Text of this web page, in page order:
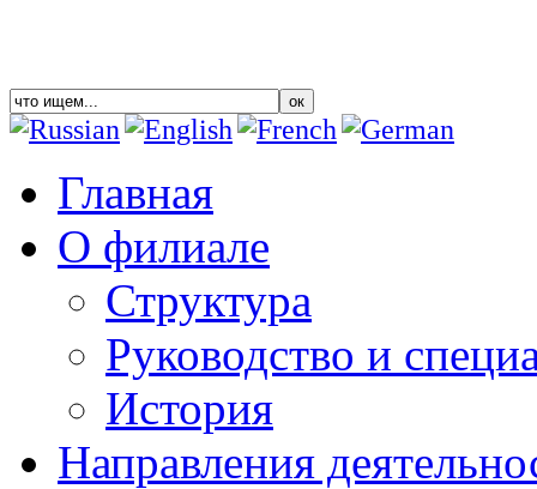
Главная
О филиале
Структура
Руководство и
История
Направления